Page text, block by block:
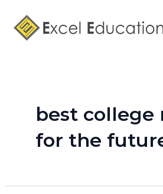
content
best college
for the